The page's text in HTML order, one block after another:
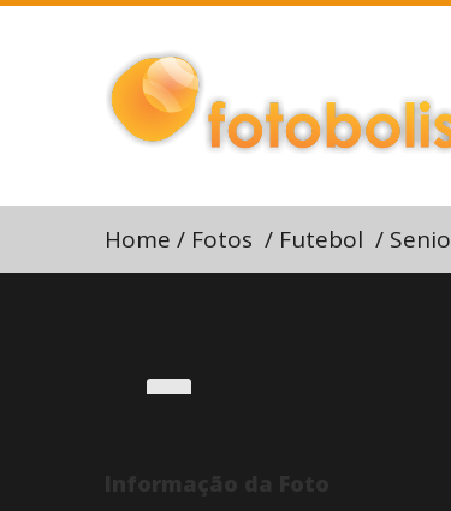
Home / Fotos / Futebol /